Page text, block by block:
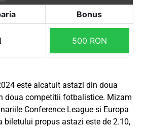
Bonus
500 RON
este alcatuit astazi din doua
doua competitii fotbalistice. Mizam
Conference League si Europa
biletului propus astazi este de 2.10,